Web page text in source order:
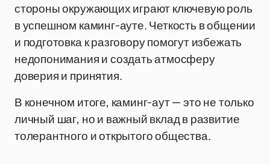
стороны окружающих играют ключевую роль
в успешном каминг-ауте. Четкость в общении
и подготовка к разговору помогут избежать
недопонимания и создать атмосферу
доверия и принятия.
В конечном итоге, каминг-аут — это не только
личный шаг, но и важный вклад в развитие
толерантного и открытого общества.